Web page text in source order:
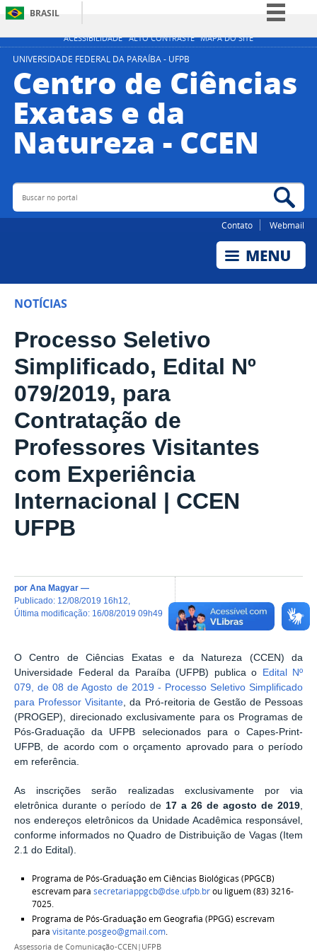
ACESSIBILIDADE ALTO CONTRASTE MAPA DO SITE
BRASIL
Simplifique!
Participe
Canais
UNIVERSIDADE FEDERAL DA PARAÍBA - UFPB
Centro de Ciências
Exatas e da
Natureza - CCEN
Buscar no portal
Contato Webmail
NOTÍCIAS
Processo Seletivo
Simplificado, Edital Nº
079/2019, para
Contratação de
Professores Visitantes
com Experiência
Internacional | CCEN
UFPB
por Ana Magyar —
publicado: 12/08/2019 16h12
última modificação: 16/08/2019 09h49
O Centro de Ciências Exatas e da Natureza (CCEN) da
Universidade Federal da Paraíba (UFPB) publica o
Edital Nº
079, de 08 de Agosto de 2019 - Processo Seletivo Simplificado
para Professor Visitante , da Pró-reitoria de Gestão de Pessoas
(PROGEP), direcionado exclusivamente para os Programas de
Pós-Graduação da UFPB selecionados para o Capes-Print-
UFPB, de acordo com o orçamento aprovado para o período
em referência.
As inscrições serão realizadas exclusivamente por via
eletrônica durante o período de 17 a 26 de agosto de 2019,
nos endereços eletrônicos da Unidade Acadêmica responsável,
conforme informados no Quadro de Distribuição de Vagas (Item
2.1 do Edital).
Programa de Pós-Graduação em Ciências Biológicas (PPGCB)
escrevam para secretariappgcb@dse.ufpb.brou liguem (83) 3216-
7025.
Programa de Pós-Graduação em Geografia (PPGG) escrevam
para visitante.posgeo@gmail.com.
Assessoria de Comunicação-CCEN|UFPB